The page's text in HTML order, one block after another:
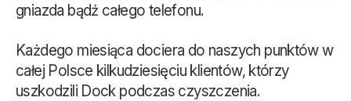
gniazda bądź całego telefonu.
Każdego miesiąca dociera do naszych punktów w
całej Polsce kilkudziesięciu klientów, którzy
uszkodzili Dock podczas czyszczenia.